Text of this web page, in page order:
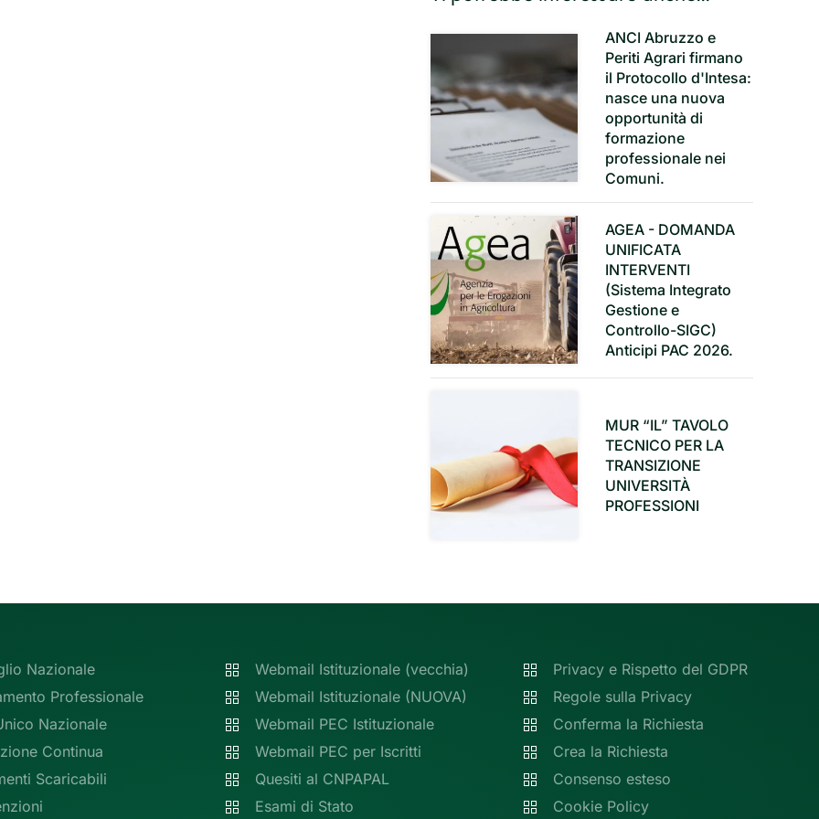
ANCI Abruzzo e
Periti Agrari firmano
il Protocollo d'Intesa:
nasce una nuova
opportunità di
formazione
professionale nei
Comuni.
AGEA - DOMANDA
UNIFICATA
INTERVENTI
(Sistema Integrato
Gestione e
Controllo-SIGC)
Anticipi PAC 2026.
MUR “IL” TAVOLO
TECNICO PER LA
TRANSIZIONE
UNIVERSITÀ
PROFESSIONI
Nazionale
Professionale
Nazionale
Continua
Scaricabili
Webmail Istituzionale (vecchia)
Webmail Istituzionale (NUOVA)
Webmail PEC Istituzionale
Webmail PEC per Iscritti
Quesiti al CNPAPAL
Esami di Stato
Privacy e Rispetto del GDPR
Regole sulla Privacy
Conferma la Richiesta
Crea la Richiesta
Consenso esteso
Cookie Policy